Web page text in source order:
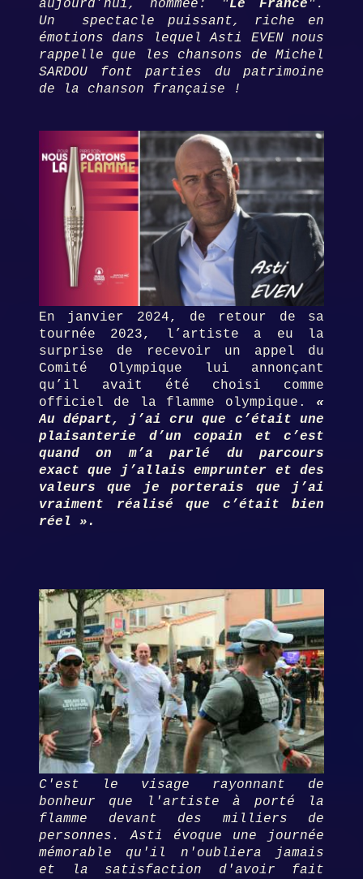
aujourd’hui, nommée: "Le France ".
Un spectacle puissant, riche en
émotions dans lequel Asti EVEN nous
rappelle que les chansons de Michel
SARDOU font parties du patrimoine
de la chanson française !
En janvier 2024, de retour de sa
tournée 2023, l’artiste a eu la
surprise de recevoir un appel du
Comité Olympique lui annonçant
qu’il avait été choisi comme
officiel de la flamme olympique. «
Au départ, j’ai cru que c’était une
plaisanterie d’un copain et c’est
quand on m’a parlé du parcours
exact que j’allais emprunter et des
valeurs que je porterais que j’ai
vraiment réalisé que c’était bien
réel ».
C'est le visage rayonnant de
bonheur que l'artiste à porté la
flamme devant des milliers de
personnes. Asti évoque une journée
mémorable qu'il n'oubliera jamais
et la satisfaction d'avoir fait